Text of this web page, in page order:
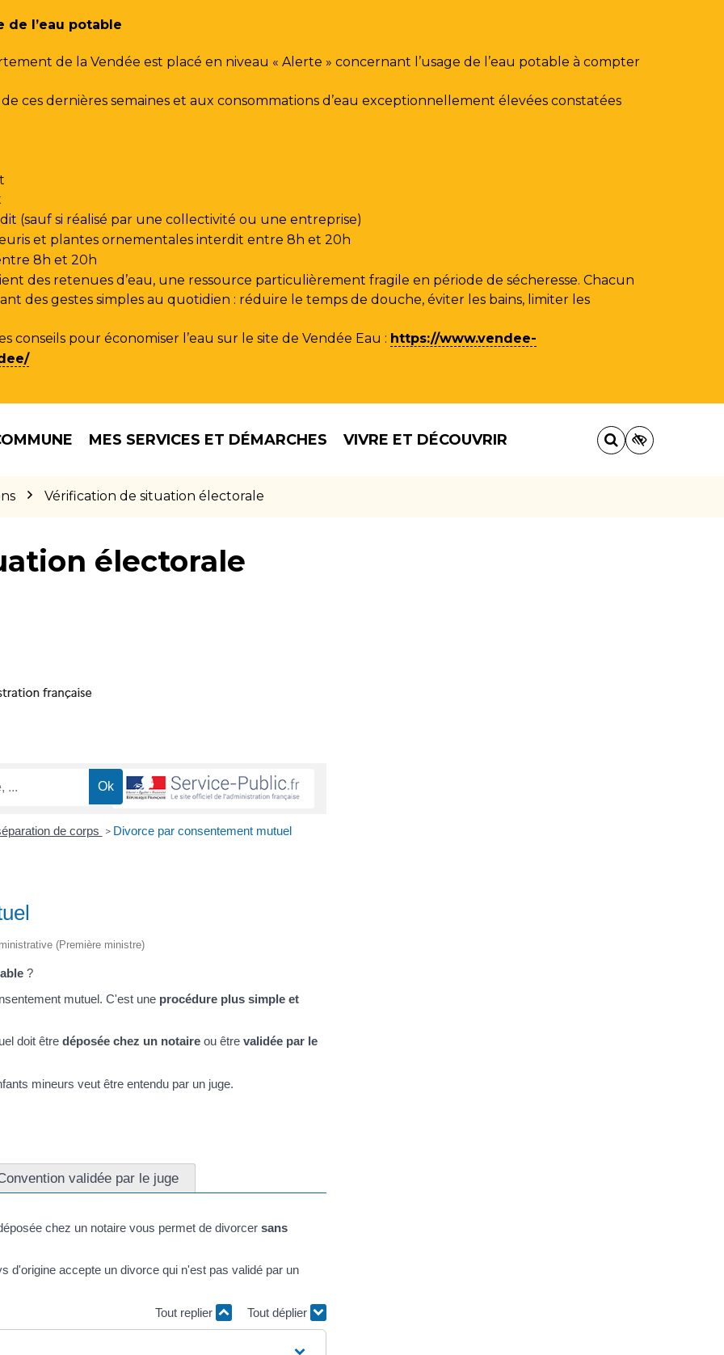
de l’eau potable
de la Vendée est placé en niveau « Alerte » concernant l’usage de l’eau potable à compter
ces dernières semaines et aux consommations d’eau exceptionnellement élevées constatées
(sauf si réalisé par une collectivité ou une entreprise)
et plantes ornementales interdit entre 8h et 20h
8h et 20h
des retenues d’eau, une ressource particulièrement fragile en période de sécheresse. Chacun
des gestes simples au quotidien : réduire le temps de douche, éviter les bains, limiter les
conseils pour économiser l’eau sur le site de Vendée Eau : https://www.vendee-
MES SERVICES ET DÉMARCHES VIVRE ET DÉCOUVRIR
Vérification de situation électorale
électorale
de corps > Divorce par consentement mutuel
(Première ministre)
?
mutuel. C'est une procédure plus simple et
doit être déposée chez un notaire ou être validée par le
mineurs veut être entendu par un juge.
validée par le juge
chez un notaire vous permet de divorcer sans
d'origine accepte un divorce qui n'est pas validé par un
Tout replier
Tout déplier